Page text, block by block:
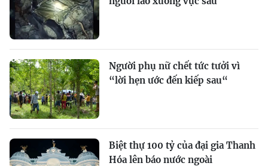
Người phụ nữ chết tức tưởi vì
“lời hẹn ước đến kiếp sau“
Biệt thự 100 tỷ của đại gia Thanh
Hóa lên báo nước ngoài